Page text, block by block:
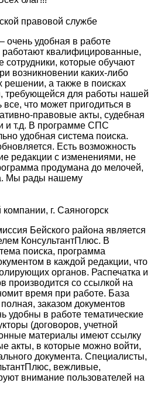
правовой службе
удобная в работе
квалифицированные,
которые обучают
возникновении каких-либо
решении, а также в поисках
требующейся для работы нашей
что может пригодиться в
правовые акты, судебная
и т.д. В программе СПС
удобная система поиска.
Есть возможность
редакции с изменениями, не
продумана до мелочей,
Мы рады нашему
г. Саяногорск
Бейского района является
КонсультантПлюс. В
поиска, программа
в каждой редакции, что
органов. Распечатка и
производится со ссылкой на
время при работе. База
заказом документов
удобны в работе тематические
(договоров, учетной
материалы имеют ссылку
акты, в которые можно войти,
документа. Специалисты,
вежливые,
внимание пользователей на